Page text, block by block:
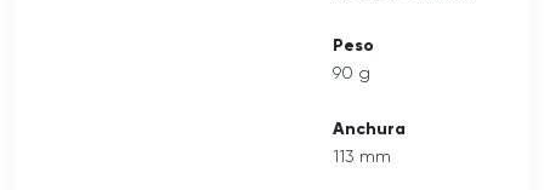
Peso
90 g
Anchura
113 mm